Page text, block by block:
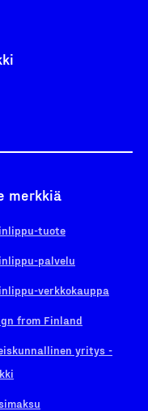
merkkiä
tuote
palvelu
verkkokauppa
from Finland
yritys -